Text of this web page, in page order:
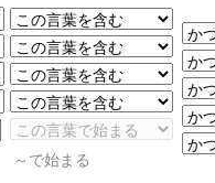
～で始まる